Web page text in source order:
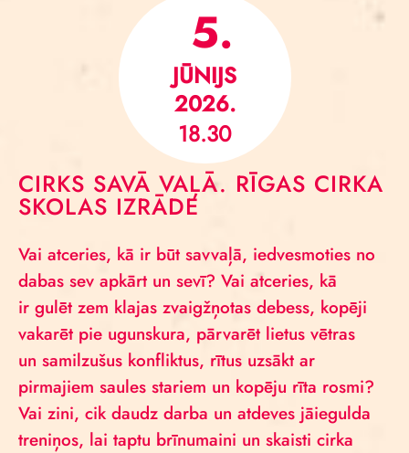
5.
JŪNIJS
2026.
18.30
CIRKS SAVĀ VAĻĀ. RĪGAS CIRKA
SKOLAS IZRĀDE
Vai atceries, kā ir būt savvaļā, iedvesmoties no
dabas sev apkārt un sevī? Vai atceries, kā
ir gulēt zem klajas zvaigžņotas debess, kopēji
vakarēt pie ugunskura, pārvarēt lietus vētras
un samilzušus konfliktus, rītus uzsākt ar
pirmajiem saules stariem un kopēju rīta rosmi?
Vai zini, cik daudz darba un atdeves jāiegulda
treniņos, lai taptu brīnumaini un skaisti cirka